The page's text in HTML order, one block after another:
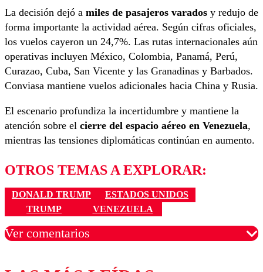
La decisión dejó a miles de pasajeros varados y redujo de
forma importante la actividad aérea. Según cifras oficiales,
los vuelos cayeron un 24,7%. Las rutas internacionales aún
operativas incluyen México, Colombia, Panamá, Perú,
Curazao, Cuba, San Vicente y las Granadinas y Barbados.
Conviasa mantiene vuelos adicionales hacia China y Rusia.
El escenario profundiza la incertidumbre y mantiene la
atención sobre el cierre del espacio aéreo en Venezuela,
mientras las tensiones diplomáticas continúan en aumento.
OTROS TEMAS A EXPLORAR:
DONALD TRUMP
ESTADOS UNIDOS
TRUMP
VENEZUELA
Ver comentarios